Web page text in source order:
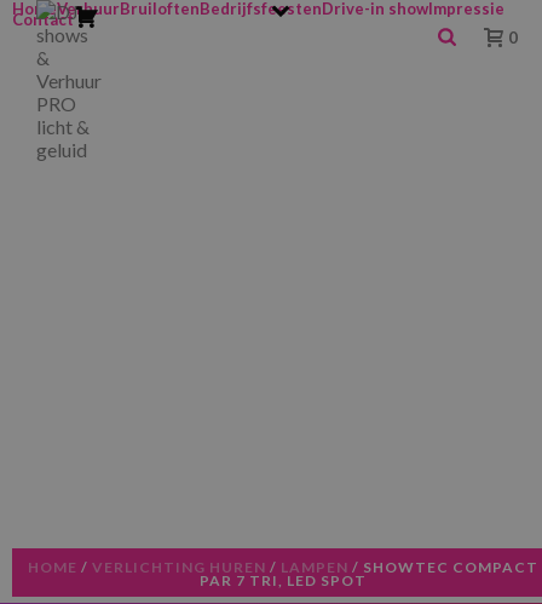
HomeVerhuurBruiloftenBedrijfsfeestenDrive-in showImpressie
Contact
0
HOME / VERLICHTING HUREN / LAMPEN / SHOWTEC COMPACT
PAR 7 TRI, LED SPOT